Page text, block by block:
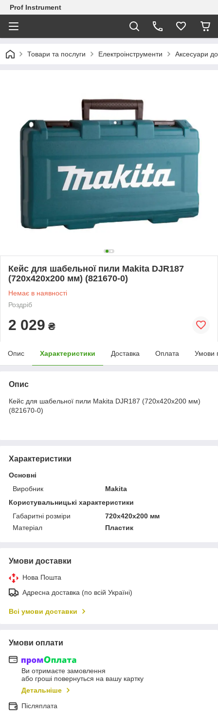
Prof Instrument
Товари та послуги Електроінструменти Аксесуари до
Кейс для шабельної пили Makita DJR187
(720x420x200 мм) (821670-0)
Немає в наявності
Роздріб
2 029 ₴
Опис Характеристики Доставка Оплата Умови
Опис
Кейс для шабельної пили Makita DJR187 (720x420x200 мм)
(821670-0)
Характеристики
Основні
Виробник
Makita
Користувальницькі характеристики
Габаритні розміри
720x420x200 мм
Матеріал
Пластик
Умови доставки
Нова Пошта
Адресна доставка (по всій Україні)
Всі умови доставки
Умови оплати
Ви отримаєте замовлення
або гроші повернуться на вашу картку
Детальніше
Післяплата